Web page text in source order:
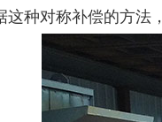
种对称补偿的方法